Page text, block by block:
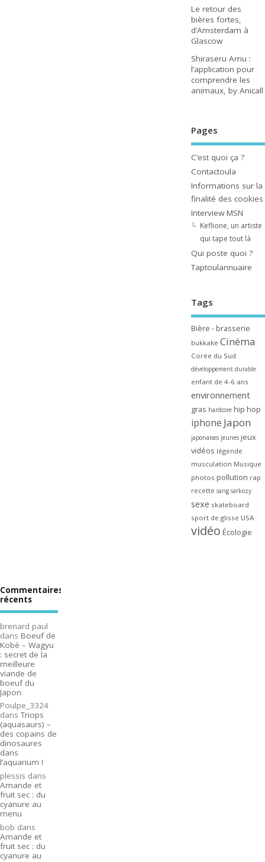
Le retour des
bières fortes,
d’Amsterdam à
Glascow
Shiraseru Amu :
l’application pour
comprendre les
animaux, by Anicall
Pages
C’est quoi ça ?
Contactoula
Informations sur la
finalité des cookies
Interview MSN
Keflione, un artiste
qui tape tout là
Qui poste quoi ?
Taptoulannuaire
Tags
Bière - brasserie
bukkake Cinéma
Corée du Sud
développement durable
enfant de 4-6 ans
environnement
gras hardcore hip hop
iphone Japon
japonaises jeunes jeux
vidéos légende
musculation Musique
photos pollution rap
recette sang sarkozy
sexe skateboard
sport de glisse USA
vidéo Écologie
Commentaires
récents
brenard paul
dans Boeuf de
Kobé – Wagyu
: secret de la
meilleure
viande de
boeuf du
Japon
Poulpe_3324
dansTriops
(aquasaurs) –
des copains de
dinosaures
dans
l’aquarium !
plessis dans
Amande et
fruit sec : du
cyanure au
menu
bob dans
Amande et
fruit sec : du
cyanure au